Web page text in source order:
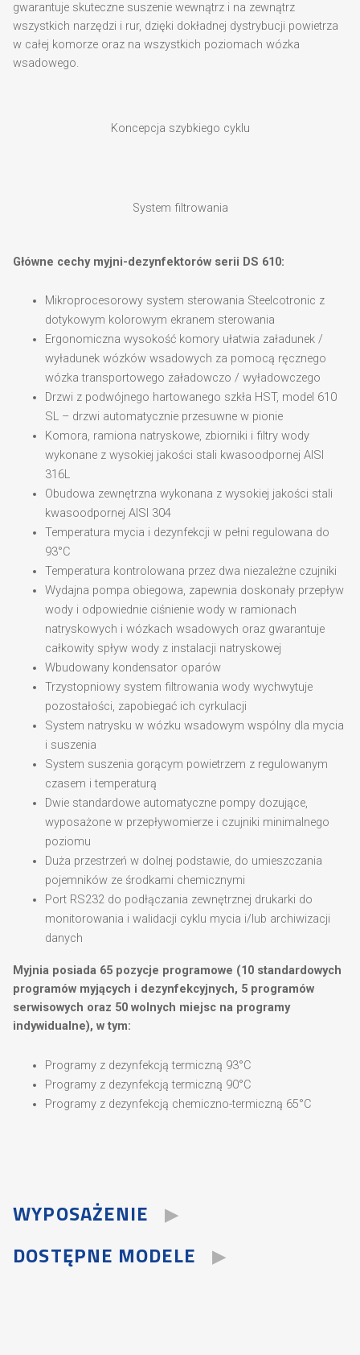
gwarantuje skuteczne suszenie wewnątrz i na zewnątrz
wszystkich narzędzi i rur, dzięki dokładnej dystrybucji powietrza
w całej komorze oraz na wszystkich poziomach wózka
wsadowego.
Koncepcja szybkiego cyklu
System filtrowania
Główne cechy myjni-dezynfektorów serii DS 610:
Mikroprocesorowy system sterowania Steelcotronic z
dotykowym kolorowym ekranem sterowania
Ergonomiczna wysokość komory ułatwia załadunek /
wyładunek wózków wsadowych za pomocą ręcznego
wózka transportowego załadowczo / wyładowczego
Drzwi z podwójnego hartowanego szkła HST, model 610
SL – drzwi automatycznie przesuwne w pionie
Komora, ramiona natryskowe, zbiorniki i filtry wody
wykonane z wysokiej jakości stali kwasoodpornej AISI
316L
Obudowa zewnętrzna wykonana z wysokiej jakości stali
kwasoodpornej AISI 304
Temperatura mycia i dezynfekcji w pełni regulowana do
93°C
Temperatura kontrolowana przez dwa niezależne czujniki
Wydajna pompa obiegowa, zapewnia doskonały przepływ
wody i odpowiednie ciśnienie wody w ramionach
natryskowych i wózkach wsadowych oraz gwarantuje
całkowity spływ wody z instalacji natryskowej
Wbudowany kondensator oparów
Trzystopniowy system filtrowania wody wychwytuje
pozostałości, zapobiegać ich cyrkulacji
System natrysku w wózku wsadowym wspólny dla mycia
i suszenia
System suszenia gorącym powietrzem z regulowanym
czasem i temperaturą
Dwie standardowe automatyczne pompy dozujące,
wyposażone w przepływomierze i czujniki minimalnego
poziomu
Duża przestrzeń w dolnej podstawie, do umieszczania
pojemników ze środkami chemicznymi
Port RS232 do podłączania zewnętrznej drukarki do
monitorowania i walidacji cyklu mycia i/lub archiwizacji
danych
Myjnia posiada 65 pozycje programowe (10 standardowych
programów myjących i dezynfekcyjnych, 5 programów
serwisowych oraz 50 wolnych miejsc na programy
indywidualne), w tym:
Programy z dezynfekcją termiczną 93°C
Programy z dezynfekcją termiczną 90°C
Programy z dezynfekcją chemiczno-termiczną 65°C
WYPOSAŻENIE
DOSTĘPNE MODELE